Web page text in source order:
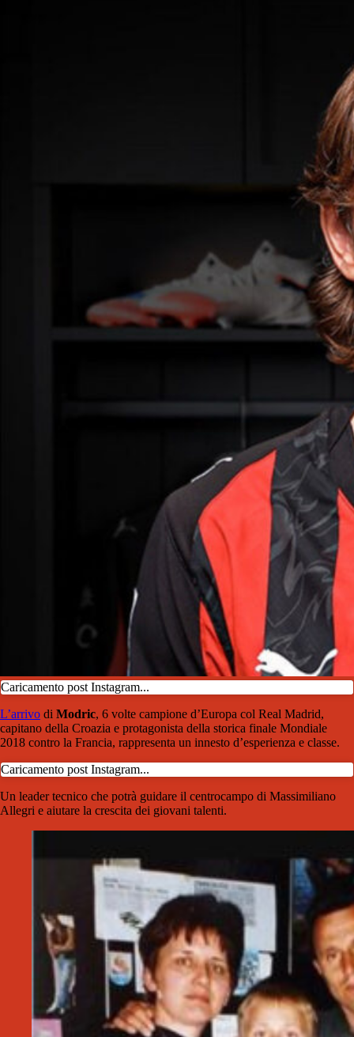
Caricamento post Instagram...
L’arrivo di Modric, 6 volte campione d’Europa col Real Madrid,
capitano della Croazia e protagonista della storica finale Mondiale
2018 contro la Francia, rappresenta un innesto d’esperienza e classe.
Caricamento post Instagram...
Un leader tecnico che potrà guidare il centrocampo di Massimiliano
Allegri e aiutare la crescita dei giovani talenti.